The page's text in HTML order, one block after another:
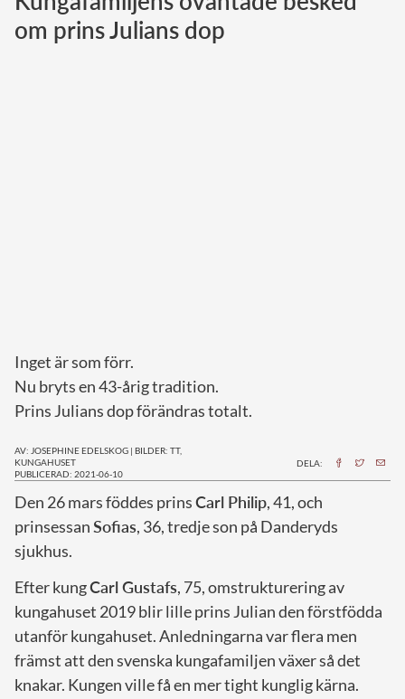
Norska kungahuset
om prins Julians dop
Inget är som förr.
Nu bryts en 43-årig tradition.
Prins Julians dop förändras totalt.
AV: JOSEPHINE EDELSKOG | BILDER: TT,
KUNGAHUSET
PUBLICERAD: 2021-06-10
DELA:
Den 26 mars föddes prinsCarl Philip, 41, och
prinsessanSofias, 36, tredje son på Danderyds
sjukhus.
Efter kungCarl Gustafs, 75, omstrukturering av
kungahuset 2019 blir lille prins Julian den förstfödda
utanför kungahuset. Anledningarna var flera men
främst att den svenska kungafamiljen växer så det
knakar. Kungen ville få en mer tight kunglig kärna.